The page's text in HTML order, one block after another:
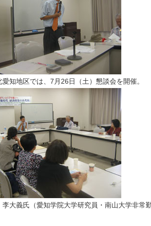
愛知地区では、7月26日（土）懇談会を開催。
李大義氏（愛知学院大学研究員・南山大学非常